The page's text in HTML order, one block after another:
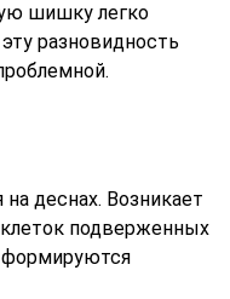
шишку легко
разновидность
деснах. Возникает
клеток подверженных
формируются